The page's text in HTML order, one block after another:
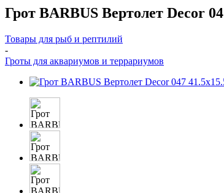
Грот BARBUS Вертолет Decor
Товары для рыб и рептилий
-
Гроты для аквариумов и террариумов